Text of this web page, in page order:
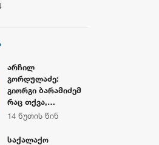
- დაღუპულია
არჩილ
გორდულაძე:
გიორგი ბარამიძემ
რაც თქვა,
პირდაპირ ქვეყნის
ღალატია
14 წუთის წინ
საქალაქო